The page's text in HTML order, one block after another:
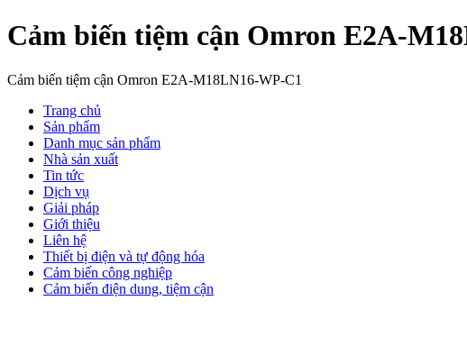
Cảm biến tiệm cận Omron E2A-
Cảm biến tiệm cận Omron E2A-M18LN16-WP-C1
Trang chủ
Sản phẩm
Danh mục sản phẩm
Nhà sản xuất
Tin tức
Dịch vụ
Giải pháp
Giới thiệu
Liên hệ
Thiết bị điện và tự động hóa
Cảm biến công nghiệp
Cảm biến điện dung, tiệm cận